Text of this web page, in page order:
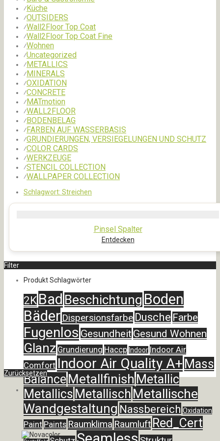
⁄Küche
⁄OUTSIDERS
⁄Wall2Floor Top Coat
⁄Wall2Floor Top Coat Fine
⁄Wohnen
⁄Uncategorized
⁄METALLICS
⁄MINERALS
⁄OXIDATION
⁄CONCRETE
⁄MATmotion
⁄WALL2FLOOR
⁄BODENBELAG
⁄FARBEN AUF WASSERBASIS
⁄GRUNDIERUNGEN, VERSIEGELUNGEN UND SCHUTZ
⁄COLOR CARDS
⁄WERKZEUGE
⁄STENCIL COLLECTION
⁄WALLPAPER COLLECTION
Schlagwort: Streichen
Pinsel Spalter
Entdecken
Filter
Produkt Schlagwörter
2KBad Beschichtung Boden
Bäder Dispersionsfarbe Dusche Farbe
Fugenlos Gesundheit Gesund Wohnen
Glanz Grundierung Haccp Indoor Indoor Air
Comfort Indoor Air Quality A+ Mass
BalanceMetallfinish Metallic
Metallics Metallisch Metallische
Wandgestaltung Nassbereich Oxidation
Paint Paints Raumklima Raumluft Red_Cert
Zurücksetzen